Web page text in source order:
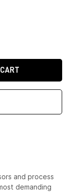
and process
demanding